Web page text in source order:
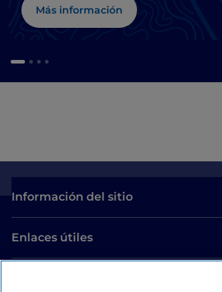
Más información
Información del sitio
Enlaces útiles